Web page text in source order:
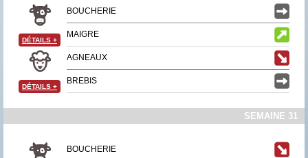
BOUCHERIE
MAIGRE
DÉTAILS +
AGNEAUX
BREBIS
DÉTAILS +
SEMAINE 31
BOUCHERIE